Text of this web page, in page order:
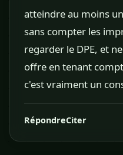
atteindre au moins un
sans compter les
regarder le DPE, et
offre en tenant
c'est vraiment un
RépondreCiter